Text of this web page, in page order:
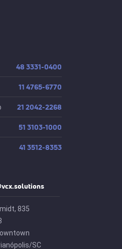
48 3331-0400
11 4765-6770
21 2042-2268
51 3103-1000
41 3512-8353
835
SC